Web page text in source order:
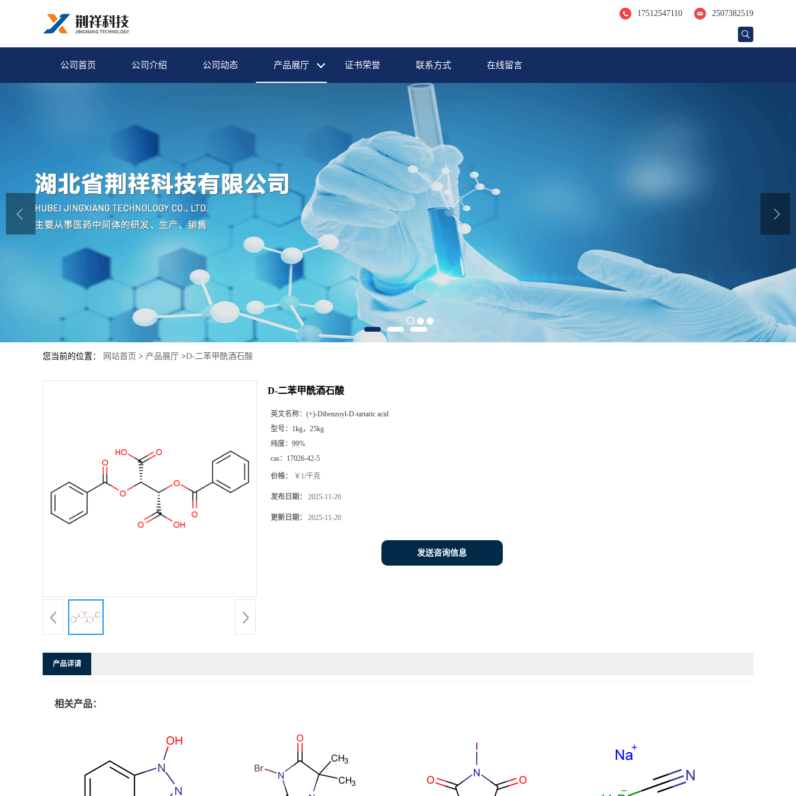
17512547110 2507382519
公司首页 公司介绍 公司动态 产品展厅 证书荣誉 联系方式 在线留言
您当前的位置： 网站首页 > 产品展厅 >D-二苯甲酰酒石酸
D-二苯甲酰酒石酸
英文名称： (+)-Dibenzoyl-D-tartaric acid
型号： 1kg，25kg
纯度： 99%
cas： 17026-42-5
价格： ￥1/千克
发布日期： 2025-11-20
更新日期： 2025-11-20
发送咨询信息
产品详请
相关产品：